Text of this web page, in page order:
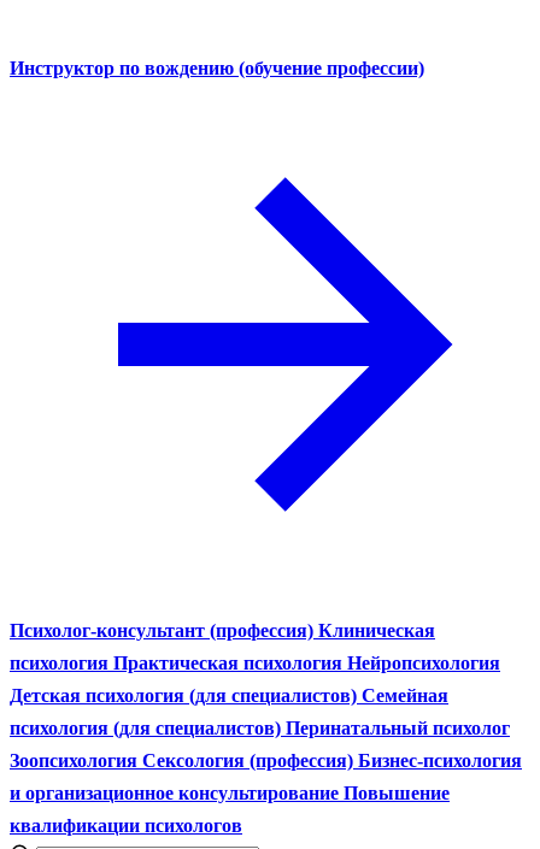
Инструктор по вождению (обучение профессии)
Психолог-консультант (профессия) Клиническая
психология Практическая психология Нейропсихология
Детская психология (для специалистов) Семейная
психология (для специалистов) Перинатальный психолог
Зоопсихология Сексология (профессия) Бизнес-психология
и организационное консультирование Повышение
квалификации психологов